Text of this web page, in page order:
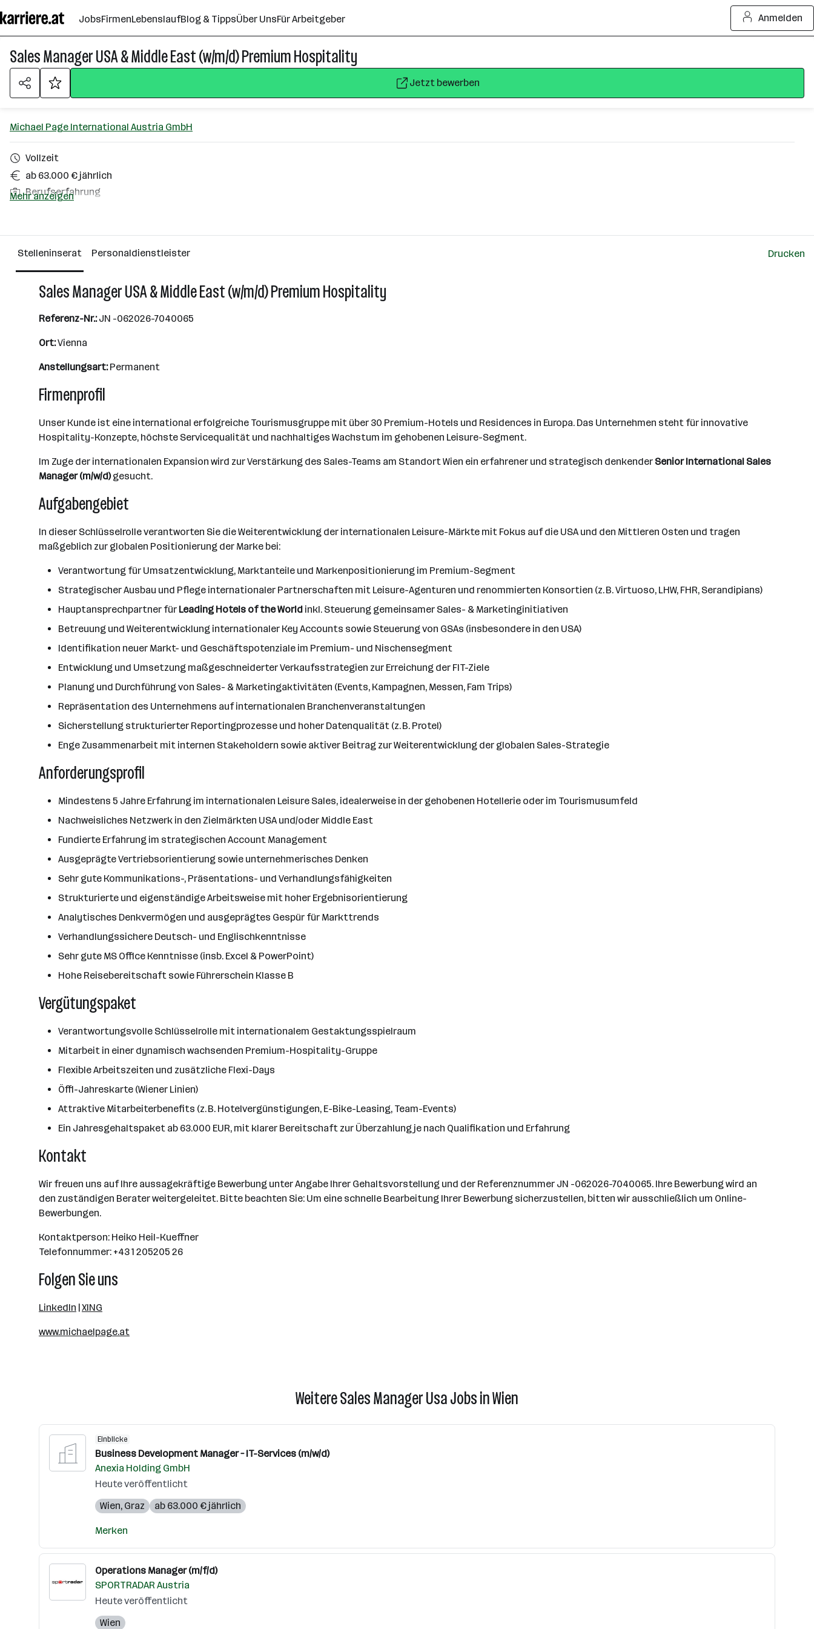
Seiteninhalt
springen
JobsFirmenLebenslaufBlog & TippsÜber UnsFür Arbeitgeber Anmelden
Sales Manager USA & Middle East (w/m/d) Premium Hospitality
Jetzt bewerben
Michael Page International Austria GmbH
Vollzeit
ab 63.000 € jährlich
Berufserfahrung
Über das Unternehmen
Wien
Mehr anzeigen
Stelleninserat Personaldienstleister Drucken
Sales Manager USA & Middle East (w/m/d) Premium Hospitality
Referenz-Nr.:JN -062026-7040065
Ort:Vienna
Anstellungsart:Permanent
Firmenprofil
Unser Kunde ist eine international erfolgreiche Tourismusgruppe mit über 30 Premium-Hotels und Residences in Europa. Das Unternehmen steht für innovative
Hospitality-Konzepte, höchste Servicequalität und nachhaltiges Wachstum im gehobenen Leisure-Segment.
Im Zuge der internationalen Expansion wird zur Verstärkung des Sales-Teams am Standort Wien ein erfahrener und strategisch denkender Senior International Sales
Manager (m/w/d)gesucht.
Aufgabengebiet
In dieser Schlüsselrolle verantworten Sie die Weiterentwicklung der internationalen Leisure-Märkte mit Fokus auf die USA und den Mittleren Osten und tragen
maßgeblich zur globalen Positionierung der Marke bei:
Verantwortung für Umsatzentwicklung, Marktanteile und Markenpositionierung im Premium-Segment
Strategischer Ausbau und Pflege internationaler Partnerschaften mit Leisure-Agenturen und renommierten Konsortien (z. B. Virtuoso, LHW, FHR, Serandipians)
Hauptansprechpartner für Leading Hotels of the World inkl. Steuerung gemeinsamer Sales- & Marketinginitiativen
Betreuung und Weiterentwicklung internationaler Key Accounts sowie Steuerung von GSAs (insbesondere in den USA)
Identifikation neuer Markt- und Geschäftspotenziale im Premium- und Nischensegment
Entwicklung und Umsetzung maßgeschneiderter Verkaufsstrategien zur Erreichung der FIT-Ziele
Planung und Durchführung von Sales- & Marketingaktivitäten (Events, Kampagnen, Messen, Fam Trips)
Repräsentation des Unternehmens auf internationalen Branchenveranstaltungen
Sicherstellung strukturierter Reportingprozesse und hoher Datenqualität (z. B. Protel)
Enge Zusammenarbeit mit internen Stakeholdern sowie aktiver Beitrag zur Weiterentwicklung der globalen Sales-Strategie
Anforderungsprofil
Mindestens 5 Jahre Erfahrung im internationalen Leisure Sales, idealerweise in der gehobenen Hotellerie oder im Tourismusumfeld
Nachweisliches Netzwerk in den Zielmärkten USA und/oder Middle East
Fundierte Erfahrung im strategischen Account Management
Ausgeprägte Vertriebsorientierung sowie unternehmerisches Denken
Sehr gute Kommunikations-, Präsentations- und Verhandlungsfähigkeiten
Strukturierte und eigenständige Arbeitsweise mit hoher Ergebnisorientierung
Analytisches Denkvermögen und ausgeprägtes Gespür für Markttrends
Verhandlungssichere Deutsch- und Englischkenntnisse
Sehr gute MS Office Kenntnisse (insb. Excel & PowerPoint)
Hohe Reisebereitschaft sowie Führerschein Klasse B
Vergütungspaket
Verantwortungsvolle Schlüsselrolle mit internationalem Gestaktungsspielraum
Mitarbeit in einer dynamisch wachsenden Premium-Hospitality-Gruppe
Flexible Arbeitszeiten und zusätzliche Flexi-Days
Öffi-Jahreskarte (Wiener Linien)
Attraktive Mitarbeiterbenefits (z. B. Hotelvergünstigungen, E-Bike-Leasing, Team-Events)
Ein Jahresgehaltspaket ab 63.000 EUR, mit klarer Bereitschaft zur Überzahlung je nach Qualifikation und Erfahrung
Kontakt
Wir freuen uns auf Ihre aussagekräftige Bewerbung unter Angabe Ihrer Gehaltsvorstellung und der Referenznummer JN -062026-7040065. Ihre Bewerbung wird an
den zuständigen Berater weitergeleitet. Bitte beachten Sie: Um eine schnelle Bearbeitung Ihrer Bewerbung sicherzustellen, bitten wir ausschließlich um Online-
Bewerbungen.
Kontaktperson: Heiko Heil-Kueffner
Telefonnummer: +43 1 205205 26
Folgen Sie uns
LinkedIn |XING
www.michaelpage.at
Weitere Sales Manager Usa Jobs in Wien
Einblicke
Business Development Manager – IT-Services (m/w/d)
Anexia Holding GmbH
Heute veröffentlicht
Wien, Graz ab 63.000 € jährlich
Merken
Operations Manager (m/f/d)
SPORTRADAR Austria
Heute veröffentlicht
Wien